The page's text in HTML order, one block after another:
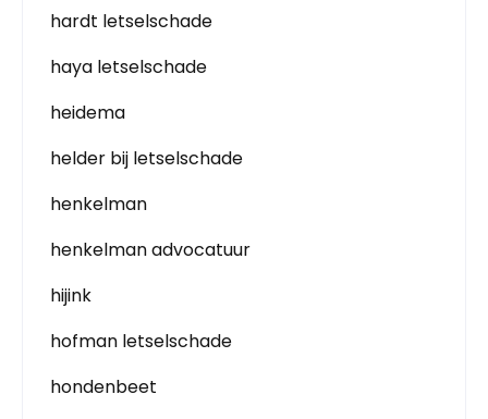
hardt letselschade
haya letselschade
heidema
helder bij letselschade
henkelman
henkelman advocatuur
hijink
hofman letselschade
hondenbeet